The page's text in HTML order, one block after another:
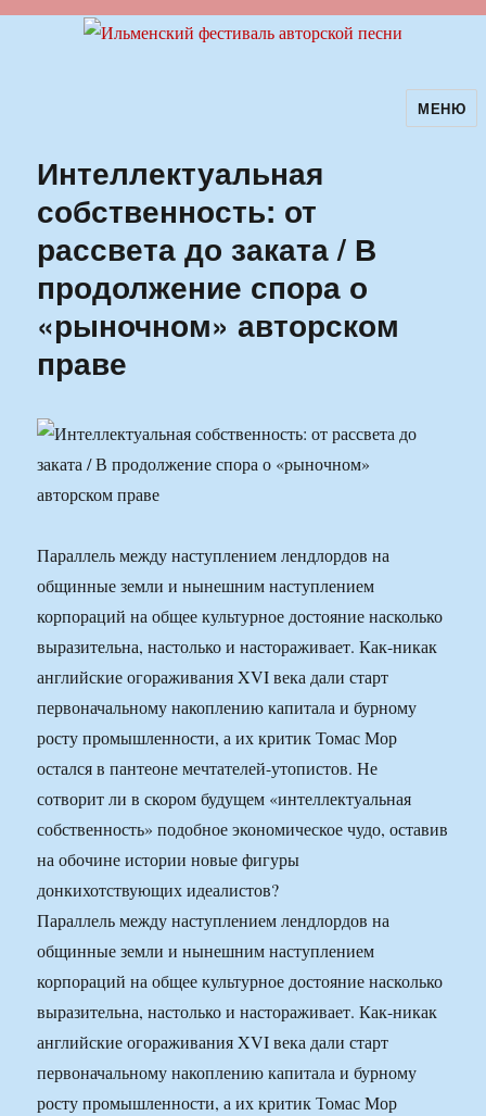
Ильменский фестиваль авторскойМЕНЮ
Интеллектуальная
собственность: от
рассвета до заката / В
продолжение спора о
«рыночном» авторском
праве
Параллель между наступлением лендлордов на
общинные земли и нынешним наступлением
корпораций на общее культурное достояние насколько
выразительна, настолько и настораживает. Как-никак
английские огораживания XVI века дали старт
первоначальному накоплению капитала и бурному
росту промышленности, а их критик Томас Мор
остался в пантеоне мечтателей-утопистов. Не
сотворит ли в скором будущем «интеллектуальная
собственность» подобное экономическое чудо, оставив
на обочине истории новые фигуры
донкихотствующих идеалистов?
Параллель между наступлением лендлордов на
общинные земли и нынешним наступлением
корпораций на общее культурное достояние насколько
выразительна, настолько и настораживает. Как-никак
английские огораживания XVI века дали старт
первоначальному накоплению капитала и бурному
росту промышленности, а их критик Томас Мор